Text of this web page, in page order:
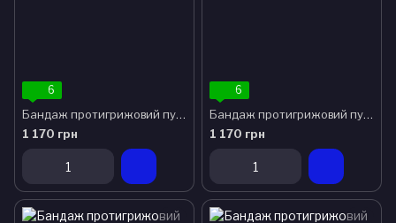
6
Бандаж протигрижовий пупковий Алком 2035 р.2
1 170 грн
6
Бандаж протигрижовий пупковий Алком 2035 р.3
1 170 грн